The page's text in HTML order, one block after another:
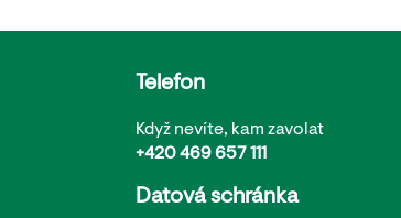
Telefon
Když nevíte, kam zavolat
+420 469 657 111
Datová schránka